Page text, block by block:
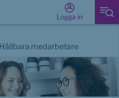
Logga in
medarbetare